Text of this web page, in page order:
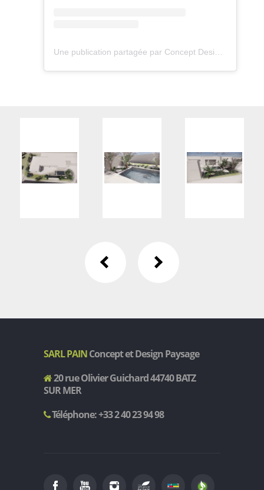
SARL PAINConcept et Design Paysage
20 rue Olivier Guichard 44740 BATZ
SUR MER
Téléphone: +33 2 40 23 94 98